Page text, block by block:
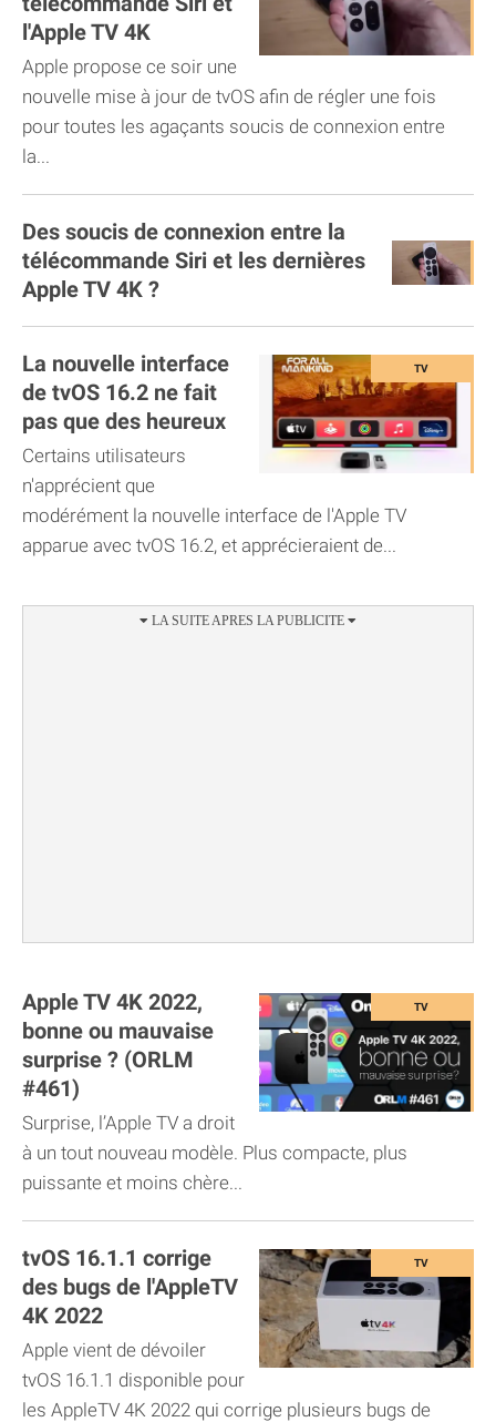
l'Apple TV 4K
Apple propose ce soir une
nouvelle mise à jour de tvOS afin de régler une fois
pour toutes les agaçants soucis de connexion entre
la...
Des soucis de connexion entre la
télécommande Siri et les dernières
Apple TV 4K ?
La nouvelle interface
de tvOS 16.2 ne fait
pas que des heureux
Certains utilisateurs
n'apprécient que
modérément la nouvelle interface de l'Apple TV
apparue avec tvOS 16.2, et apprécieraient de...
Apple TV 4K 2022,
bonne ou mauvaise
surprise ? (ORLM
#461)
Surprise, l’Apple TV a droit
à un tout nouveau modèle. Plus compacte, plus
puissante et moins chère...
tvOS 16.1.1 corrige
des bugs de l'AppleTV
4K 2022
Apple vient de dévoiler
tvOS 16.1.1 disponible pour
les AppleTV 4K 2022 qui corrige plusieurs bugs de